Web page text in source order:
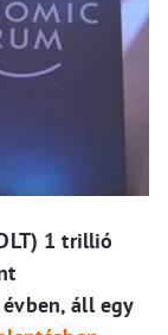
1 trillió
áll egy